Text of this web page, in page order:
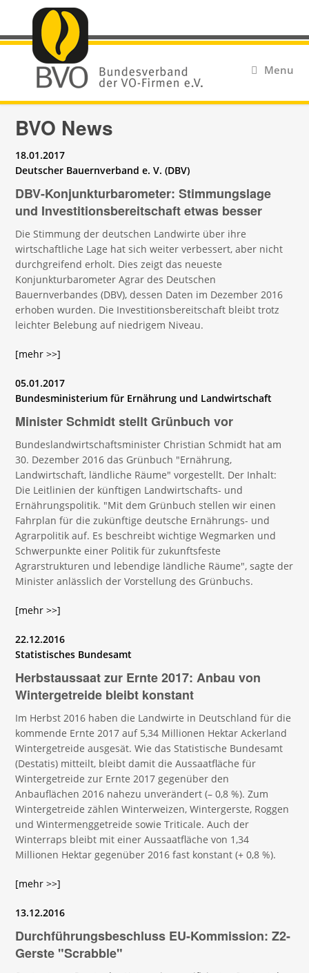
Menu
BVO News
18.01.2017
Deutscher Bauernverband e. V. (DBV)
DBV-Konjunkturbarometer: Stimmungslage
und Investitionsbereitschaft etwas besser
Die Stimmung der deutschen Landwirte über ihre
wirtschaftliche Lage hat sich weiter verbessert, aber nicht
durchgreifend erholt. Dies zeigt das neueste
Konjunkturbarometer Agrar des Deutschen
Bauernverbandes (DBV), dessen Daten im Dezember 2016
erhoben wurden. Die Investitionsbereitschaft bleibt trotz
leichter Belebung auf niedrigem Niveau.
[mehr >>]
05.01.2017
Bundesministerium für Ernährung und Landwirtschaft
Minister Schmidt stellt Grünbuch vor
Bundeslandwirtschaftsminister Christian Schmidt hat am
30. Dezember 2016 das Grünbuch "Ernährung,
Landwirtschaft, ländliche Räume" vorgestellt. Der Inhalt:
Die Leitlinien der künftigen Landwirtschafts- und
Ernährungspolitik. "Mit dem Grünbuch stellen wir einen
Fahrplan für die zukünftige deutsche Ernährungs- und
Agrarpolitik auf. Es beschreibt wichtige Wegmarken und
Schwerpunkte einer Politik für zukunftsfeste
Agrarstrukturen und lebendige ländliche Räume", sagte der
Minister anlässlich der Vorstellung des Grünbuchs.
[mehr >>]
22.12.2016
Statistisches Bundesamt
Herbstaussaat zur Ernte 2017: Anbau von
Winter­getreide bleibt konstant
Im Herbst 2016 haben die Landwirte in Deutschland für die
kommende Ernte 2017 auf 5,34 Millionen Hektar Ackerland
Wintergetreide ausgesät. Wie das Statistische Bundesamt
(Destatis) mitteilt, bleibt damit die Aussaatfläche für
Wintergetreide zur Ernte 2017 gegenüber den
Anbauflächen 2016 nahezu unverändert (– 0,8 %). Zum
Wintergetreide zählen Winterweizen, Wintergerste, Roggen
und Wintermenggetreide sowie Triticale. Auch der
Winterraps bleibt mit einer Aussaatfläche von 1,34
Millionen Hektar gegenüber 2016 fast konstant (+ 0,8 %).
[mehr >>]
13.12.2016
Durchführungsbeschluss EU-Kommission: Z2-
Gerste "Scrabble"